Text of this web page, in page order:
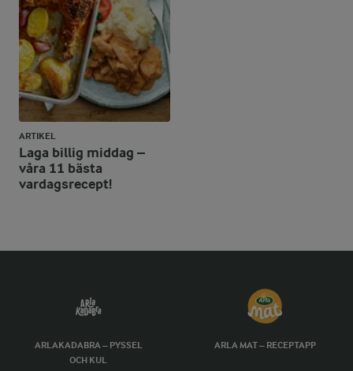
ARTIKEL
Laga billig middag –
våra 11 bästa
vardagsrecept!
ARLAKADABRA – PYSSEL
OCH KUL
ARLA MAT – RECEPTAPP